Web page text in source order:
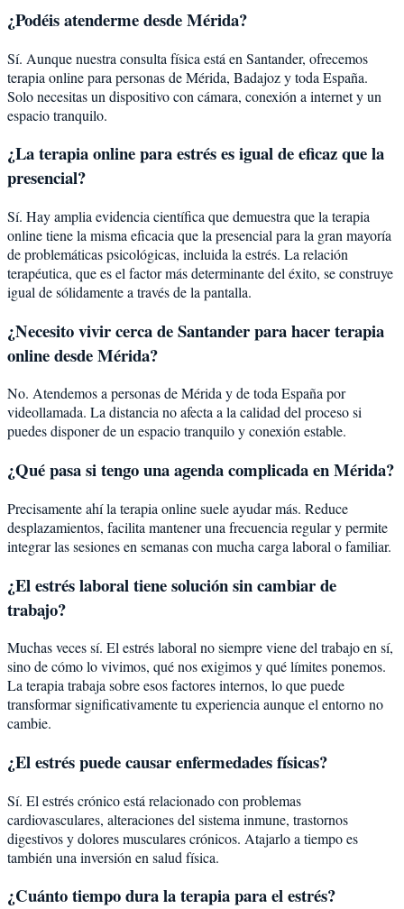
¿Podéis atenderme desdeMérida?
Sí. Aunque nuestra consulta física está en Santander, ofrecemos
terapia online para personas deMérida, Badajozy toda España.
Solo necesitas un dispositivo con cámara, conexión a internet y un
espacio tranquilo.
¿La terapia online paraestréses igual de eficaz que la
presencial?
Sí. Hay amplia evidencia científica que demuestra que la terapia
online tiene la misma eficacia que la presencial para la gran mayoría
de problemáticas psicológicas, incluida la estrés. La relación
terapéutica, que es el factor más determinante del éxito, se construye
igual de sólidamente a través de la pantalla.
¿Necesito vivir cerca de Santander para hacer terapia
online desde Mérida?
No. Atendemos a personas de Mérida y de toda España por
videollamada. La distancia no afecta a la calidad del proceso si
puedes disponer de un espacio tranquilo y conexión estable.
¿Qué pasa si tengo una agenda complicada en Mérida?
Precisamente ahí la terapia online suele ayudar más. Reduce
desplazamientos, facilita mantener una frecuencia regular y permite
integrar las sesiones en semanas con mucha carga laboral o familiar.
¿El estrés laboral tiene solución sin cambiar de
trabajo?
Muchas veces sí. El estrés laboral no siempre viene del trabajo en sí,
sino de cómo lo vivimos, qué nos exigimos y qué límites ponemos.
La terapia trabaja sobre esos factores internos, lo que puede
transformar significativamente tu experiencia aunque el entorno no
cambie.
¿El estrés puede causar enfermedades físicas?
Sí. El estrés crónico está relacionado con problemas
cardiovasculares, alteraciones del sistema inmune, trastornos
digestivos y dolores musculares crónicos. Atajarlo a tiempo es
también una inversión en salud física.
¿Cuánto tiempo dura la terapia para el estrés?